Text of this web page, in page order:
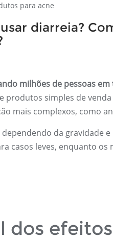
para acne
diarreia?
milhões de pessoas
simples de
mais complexos, como
da gravidade e
casos leves, enquanto
dos